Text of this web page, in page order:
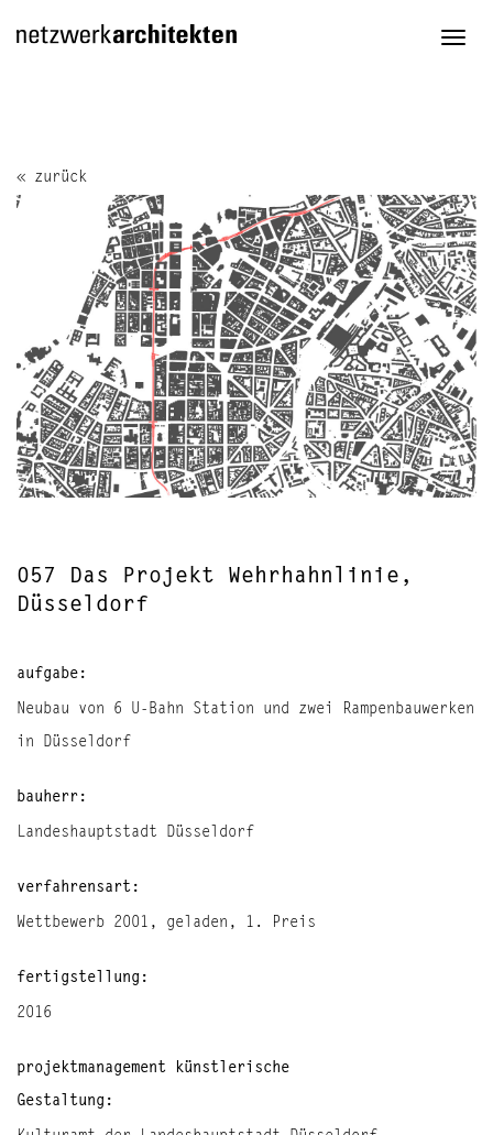
« zurück
057 Das Projekt Wehrhahnlinie,
Düsseldorf
aufgabe:
Neubau von 6 U-Bahn Station und zwei Rampenbauwerken
in Düsseldorf
bauherr:
Landeshauptstadt Düsseldorf
verfahrensart:
Wettbewerb 2001, geladen, 1. Preis
fertigstellung:
2016
projektmanagement künstlerische
Gestaltung: